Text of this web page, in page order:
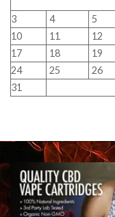
3
4 5
10
11 12
17
18 19
24
25 26
31